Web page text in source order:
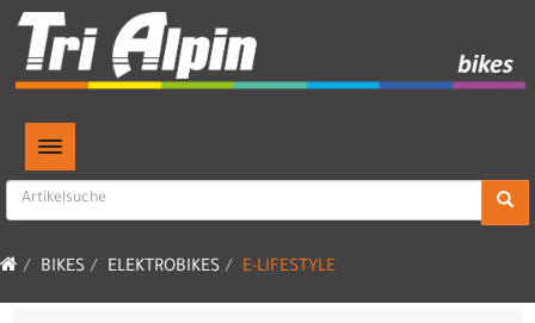
TOGGLE NAVIGATION
BIKES ELEKTROBIKES E-LIFESTYLE